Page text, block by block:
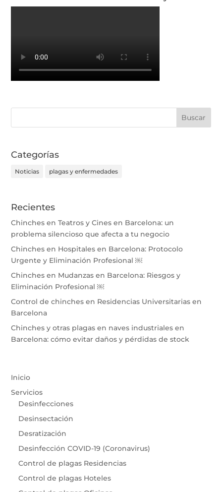
Categorías
Noticias plagas y enfermedades
Recientes
Chinches en Teatros y Cines en Barcelona: un
problema silencioso que afecta a tu negocio
Chinches en Hospitales en Barcelona: Protocolo
Urgente y Eliminación Profesional ￼
Chinches en Mudanzas en Barcelona: Riesgos y
Eliminación Profesional ￼
Control de chinches en Residencias Universitarias en
Barcelona
Chinches y otras plagas en naves industriales en
Barcelona: cómo evitar daños y pérdidas de stock
Inicio
Servicios
Desinfecciones
Desinsectación
Desratización
Desinfección COVID-19 (Coronavirus)
Control de plagas Residencias
Control de plagas Hoteles